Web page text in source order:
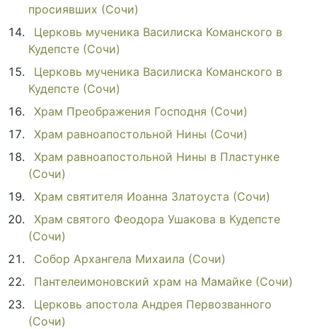
просиявших (Сочи)
Церковь мученика Василиска Команского в
Кудепсте (Сочи)
Церковь мученика Василиска Команского в
Кудепсте (Сочи)
Храм Преображения Господня (Сочи)
Храм равноапостольной Нины (Сочи)
Храм равноапостольной Нины в Пластунке
(Сочи)
Храм святителя Иоанна Златоуста (Сочи)
Храм святого Феодора Ушакова в Кудепсте
(Сочи)
Собор Архангела Михаила (Сочи)
Пантелеимоновский храм на Мамайке (Сочи)
Церковь апостола Андрея Первозванного
(Сочи)